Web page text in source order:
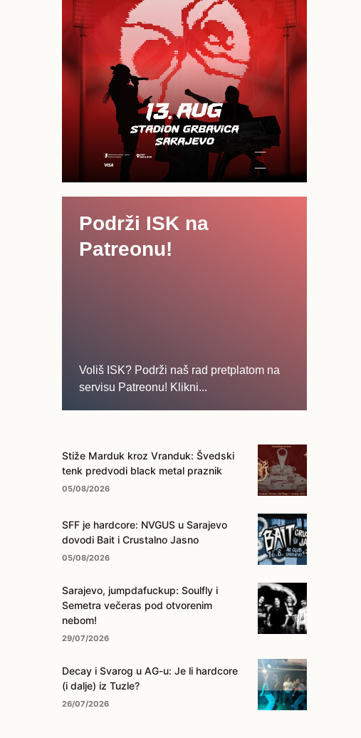
Podrži ISK na
Patreonu!
Voliš ISK? Podrži naš rad pretplatom na
servisu Patreonu! Klikni...
Stiže Marduk kroz Vranduk: Švedski
tenk predvodi black metal praznik
05/08/2026
SFF je hardcore: NVGUS u Sarajevo
dovodi Bait i Crustalno Jasno
05/08/2026
Sarajevo, jumpdafuckup: Soulfly i
Semetra večeras pod otvorenim
nebom!
29/07/2026
Decay i Svarog u AG-u: Je li hardcore
(i dalje) iz Tuzle?
26/07/2026